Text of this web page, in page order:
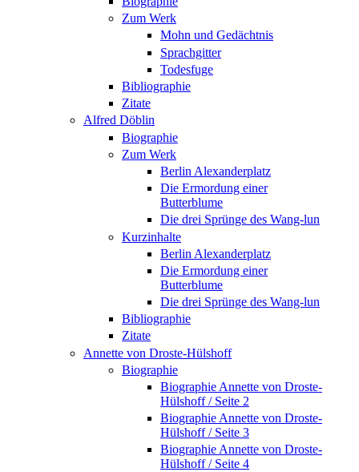
Zum Werk
Mohn und Gedächtnis
Sprachgitter
Todesfuge
Bibliographie
Zitate
Alfred Döblin
Biographie
Zum Werk
Berlin Alexanderplatz
Die Ermordung einer
Butterblume
Die drei Sprünge des Wang-lun
Kurzinhalte
Berlin Alexanderplatz
Die Ermordung einer
Butterblume
Die drei Sprünge des Wang-lun
Bibliographie
Zitate
Annette von Droste-Hülshoff
Biographie
Biographie Annette von Droste-
Hülshoff / Seite 2
Biographie Annette von Droste-
Hülshoff / Seite 3
Biographie Annette von Droste-
Hülshoff / Seite 4